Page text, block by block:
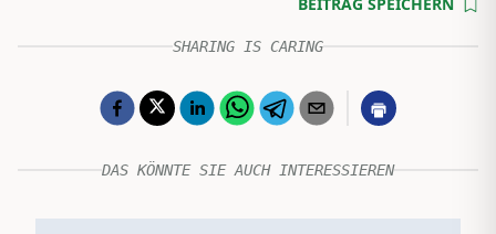
SHARING IS CARING
DAS KÖNNTE SIE AUCH INTERESSIEREN